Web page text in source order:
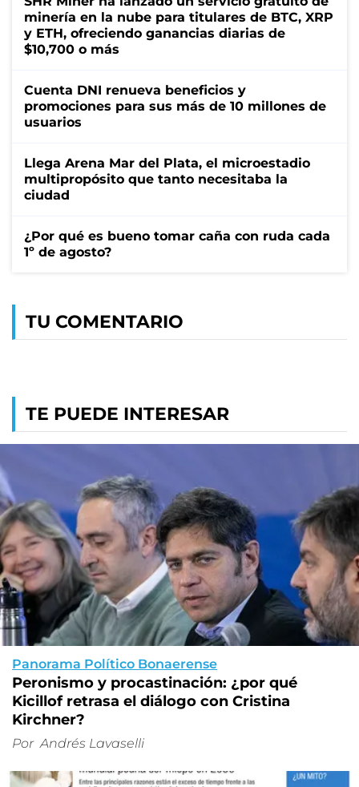
minería en la nube para titulares de BTC, XRP
y ETH, ofreciendo ganancias diarias de
$10,700 o más
Cuenta DNI renueva beneficios y
promociones para sus más de 10 millones de
usuarios
Llega Arena Mar del Plata, el microestadio
multipropósito que tanto necesitaba la
ciudad
¿Por qué es bueno tomar caña con ruda cada
1º de agosto?
TU COMENTARIO
TE PUEDE INTERESAR
Panorama Político Bonaerense
Peronismo y procastinación: ¿por qué
Kicillof retrasa el diálogo con Cristina
Kirchner?
Por Andrés Lavaselli